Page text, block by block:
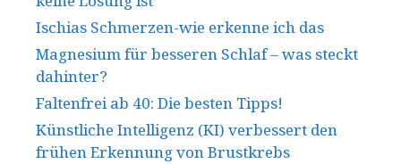
Ischias Schmerzen-wie erkenne ich das
Magnesium für besseren Schlaf – was steckt
dahinter?
Faltenfrei ab 40: Die besten Tipps!
Künstliche Intelligenz (KI) verbessert den
frühen Erkennung von Brustkrebs